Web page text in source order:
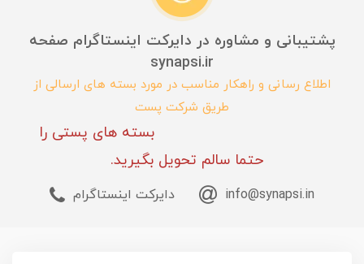
پشتیبانی و مشاوره در دایرکت اینستاگرام صفحه
synapsi.ir
اطلاع رسانی و راهکار مناسب در مورد بسته های ارسالی از
طریق شرکت پست
بسته های پستی را
حتما سالم تحویل بگیرید.
info@synapsi.in دایرکت اینستاگرام